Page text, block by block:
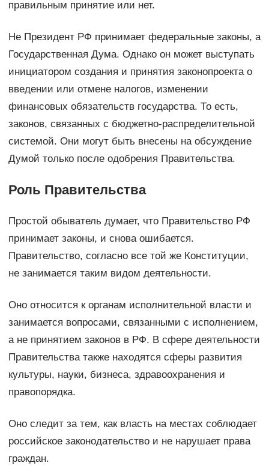
правильным принятие или нет.
Не Президент РФ принимает федеральные законы, а
Государственная Дума. Однако он может выступать
инициатором создания и принятия законопроекта о
введении или отмене налогов, изменении
финансовых обязательств государства. То есть,
законов, связанных с бюджетно-распределительной
системой. Они могут быть внесены на обсуждение
Думой только после одобрения Правительства.
Роль Правительства
Простой обыватель думает, что Правительство РФ
принимает законы, и снова ошибается.
Правительство, согласно все той же Конституции,
не занимается таким видом деятельности.
Оно относится к органам исполнительной власти и
занимается вопросами, связанными с исполнением,
а не принятием законов в РФ. В сфере деятельности
Правительства также находятся сферы развития
культуры, науки, бизнеса, здравоохранения и
правопорядка.
Оно следит за тем, как власть на местах соблюдает
российское законодательство и не нарушает права
граждан.